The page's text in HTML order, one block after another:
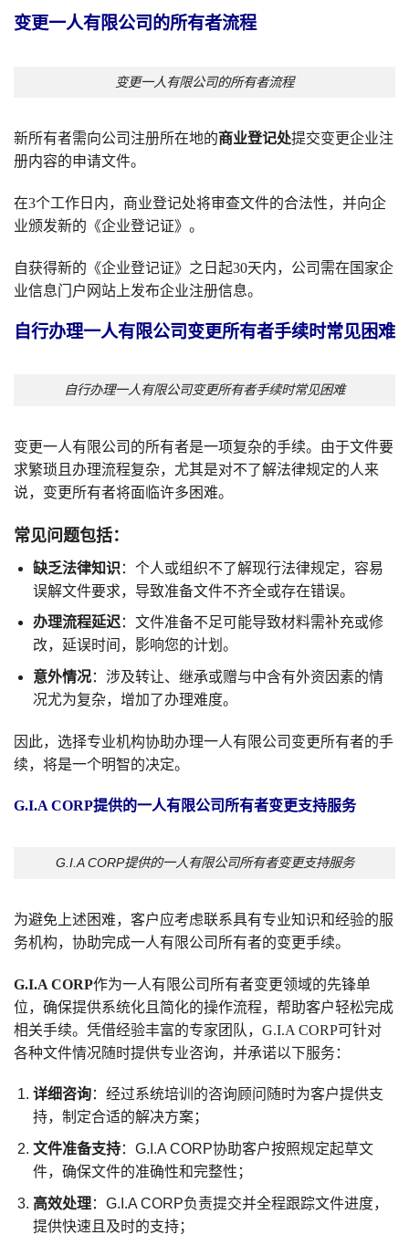
变更一人有限公司的所有者流程
变更一人有限公司的所有者流程
新所有者需向公司注册所在地的商业登记处提交变更企业注
册内容的申请文件。
在3个工作日内，商业登记处将审查文件的合法性，并向企
业颁发新的《企业登记证》。
自获得新的《企业登记证》之日起30天内，公司需在国家企
业信息门户网站上发布企业注册信息。
自行办理一人有限公司变更所有者手续时常见困难
自行办理一人有限公司变更所有者手续时常见困难
变更一人有限公司的所有者是一项复杂的手续。由于文件要
求繁琐且办理流程复杂，尤其是对不了解法律规定的人来
说，变更所有者将面临许多困难。
常见问题包括：
缺乏法律知识 ：个人或组织不了解现行法律规定，容易
误解文件要求，导致准备文件不齐全或存在错误。
办理流程延迟：文件准备不足可能导致材料需补充或修
改，延误时间，影响您的计划。
意外情况：涉及转让、继承或赠与中含有外资因素的情
况尤为复杂，增加了办理难度。
因此，选择专业机构协助办理一人有限公司变更所有者的手
续，将是一个明智的决定。
G.I.A CORP提供的一人有限公司所有者变更支持服务
G.I.A CORP提供的一人有限公司所有者变更支持服务
为避免上述困难，客户应考虑联系具有专业知识和经验的服
务机构，协助完成一人有限公司所有者的变更手续。
G.I.A CORP作为一人有限公司所有者变更领域的先锋单
位，确保提供系统化且简化的操作流程，帮助客户轻松完成
相关手续。凭借经验丰富的专家团队，G.I.A CORP可针对
各种文件情况随时提供专业咨询，并承诺以下服务：
详细咨询：经过系统培训的咨询顾问随时为客户提供支
持，制定合适的解决方案；
文件准备支持：G.I.A CORP协助客户按照规定起草文
件，确保文件的准确性和完整性；
高效处理：G.I.A CORP负责提交并全程跟踪文件进度，
提供快速且及时的支持；